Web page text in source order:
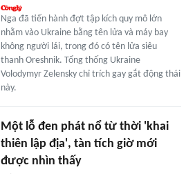
Nga đã tiến hành đợt tập kích quy mô lớn
nhằm vào Ukraine bằng tên lửa và máy bay
không người lái, trong đó có tên lửa siêu
thanh Oreshnik. Tổng thống Ukraine
Volodymyr Zelensky chỉ trích gay gắt động thái
này.
Một lỗ đen phát nổ từ thời 'khai
thiên lập địa', tàn tích giờ mới
được nhìn thấy